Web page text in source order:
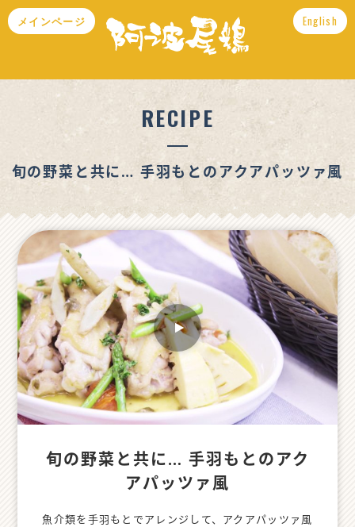
メインページ English
RECIPE
旬の野菜と共に… 手羽もとのアクアパッツァ風
旬の野菜と共に… 手羽もとのアク
アパッツァ風
魚介類を手羽もとでアレンジして、アクアパッツァ風